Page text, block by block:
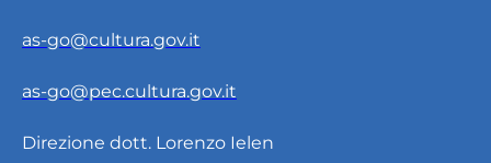
as-go@cultura.gov.it
as-go@pec.cultura.gov.it
Direzione dott. Lorenzo Ielen